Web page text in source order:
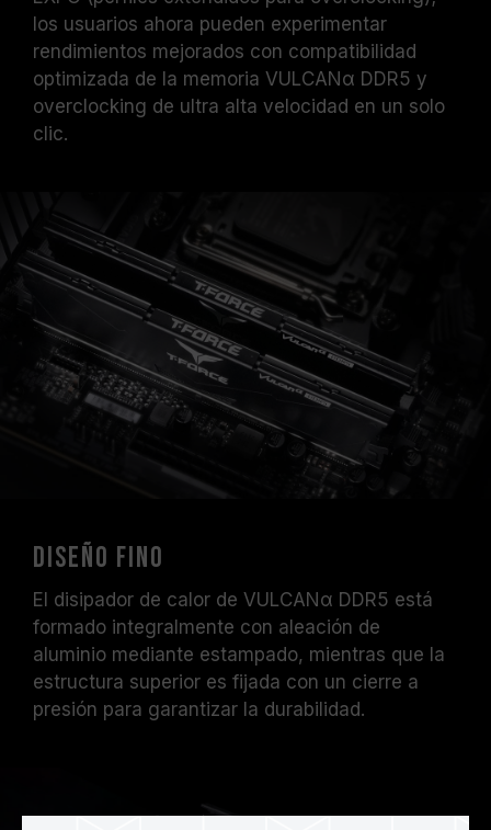
los usuarios ahora pueden experimentar
rendimientos mejorados con compatibilidad
optimizada de la memoria VULCANα DDR5 y
overclocking de ultra alta velocidad en un solo
clic.
Diseño fino
El disipador de calor de VULCANα DDR5 está
formado integralmente con aleación de
aluminio mediante estampado, mientras que la
estructura superior es fijada con un cierre a
presión para garantizar la durabilidad.